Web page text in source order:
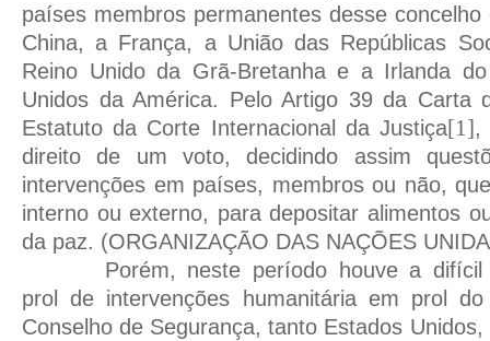
países membros permanentes desse
China, a França, a União das Repúblicas
Reino Unido da Grã-Bretanha e a Irlanda
Unidos da América. Pelo Artigo 39 da Carta
Estatuto da Corte Internacional da Justiça[1] ,
direito de um voto, decidindo assim
intervenções em países, membros ou não,
interno ou externo, para depositar alimentos
da paz. (ORGANIZAÇÃO DAS NAÇÕES
Porém, neste período houve a
prol de intervenções humanitária em prol
Conselho de Segurança, tanto Estados